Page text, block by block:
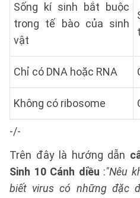
Sống kí sinh bắt buộc
trong tế bào của sinh
vật
Chỉ có DNA hoặc RNA
Không có ribosome
-/-
Trên đây là hướng dẫn
Sinh 10 Cánh diều :"Nêu
biết virus có những đặc